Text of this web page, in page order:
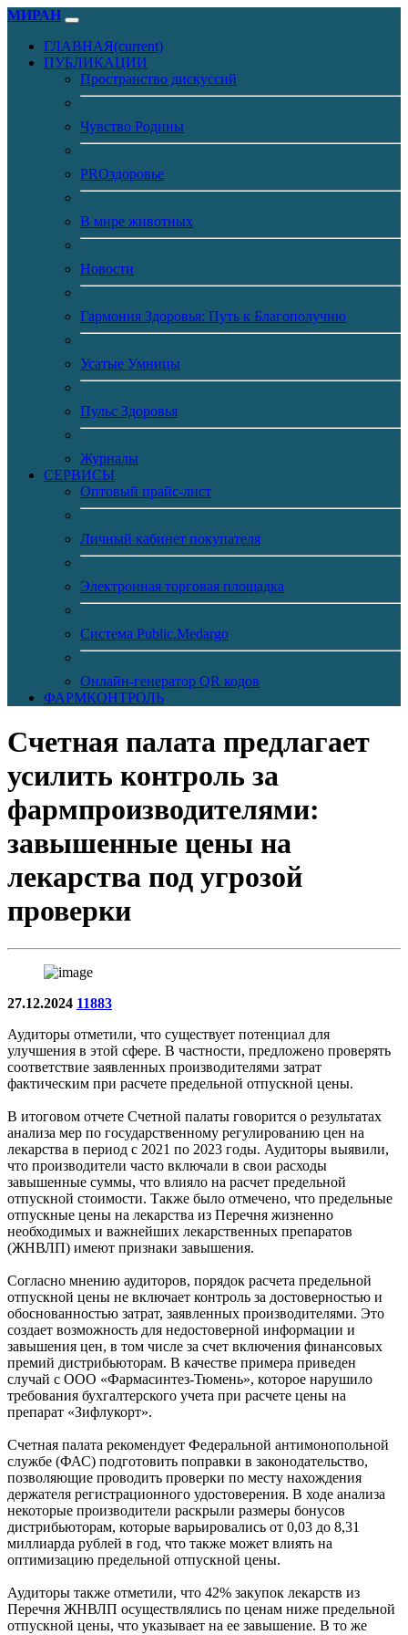
МИРАН
ГЛАВНАЯ(current)
ПУБЛИКАЦИИ
Пространство дискуссий
Чувство Родины
PROздоровье
В мире животных
Новости
Гармония Здоровья: Путь к Благополучию
Усатые Умницы
Пульс Здоровья
Журналы
CЕРВИСЫ
Оптовый прайс-лист
Личный кабинет покупателя
Электронная торговая площадка
Система Public.Medargo
Онлайн-генератор QR кодов
ФАРМКОНТРОЛЬ
Счетная палата предлагает
усилить контроль за
фармпроизводителями:
завышенные цены на
лекарства под угрозой
проверки
27.12.2024 11883
Аудиторы отметили, что существует потенциал для
улучшения в этой сфере. В частности, предложено проверять
соответствие заявленных производителями затрат
фактическим при расчете предельной отпускной цены.
В итоговом отчете Счетной палаты говорится о результатах
анализа мер по государственному регулированию цен на
лекарства в период с 2021 по 2023 годы. Аудиторы выявили,
что производители часто включали в свои расходы
завышенные суммы, что влияло на расчет предельной
отпускной стоимости. Также было отмечено, что предельные
отпускные цены на лекарства из Перечня жизненно
необходимых и важнейших лекарственных препаратов
(ЖНВЛП) имеют признаки завышения.
Согласно мнению аудиторов, порядок расчета предельной
отпускной цены не включает контроль за достоверностью и
обоснованностью затрат, заявленных производителями. Это
создает возможность для недостоверной информации и
завышения цен, в том числе за счет включения финансовых
премий дистрибьюторам. В качестве примера приведен
случай с ООО «Фармасинтез-Тюмень», которое нарушило
требования бухгалтерского учета при расчете цены на
препарат «Зифлукорт».
Счетная палата рекомендует Федеральной антимонопольной
службе (ФАС) подготовить поправки в законодательство,
позволяющие проводить проверки по месту нахождения
держателя регистрационного удостоверения. В ходе анализа
некоторые производители раскрыли размеры бонусов
дистрибьюторам, которые варьировались от 0,03 до 8,31
миллиарда рублей в год, что также может влиять на
оптимизацию предельной отпускной цены.
Аудиторы также отметили, что 42% закупок лекарств из
Перечня ЖНВЛП осуществлялись по ценам ниже предельной
отпускной цены, что указывает на ее завышение. В то же